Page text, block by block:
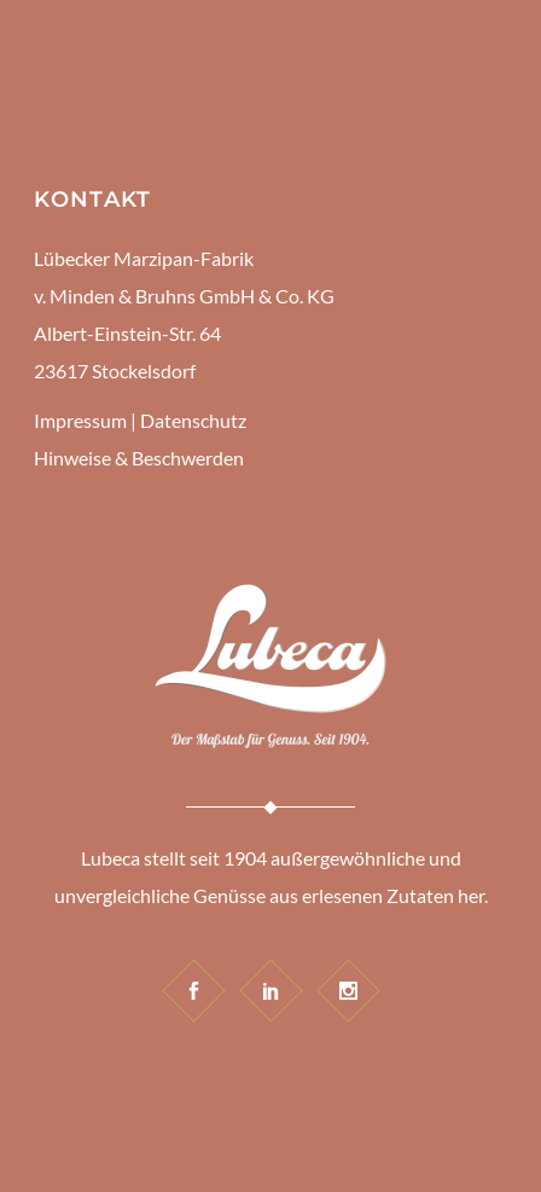
KONTAKT
Lübecker Marzipan-Fabrik
v. Minden & Bruhns GmbH & Co. KG
Albert-Einstein-Str. 64
23617 Stockelsdorf
Impressum | Datenschutz
Hinweise & Beschwerden
Lubeca stellt seit 1904 außergewöhnliche und
unvergleichliche Genüsse aus erlesenen Zutaten her.